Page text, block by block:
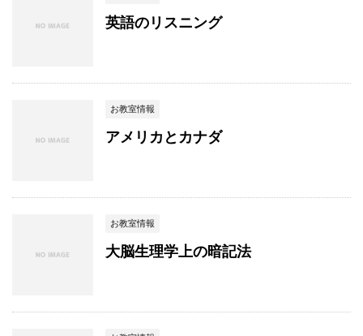
英語のリスニング
お教室情報
アメリカとカナダ
お教室情報
大脳生理学上の暗記法